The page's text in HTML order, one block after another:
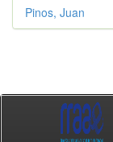
Pinos, Juan